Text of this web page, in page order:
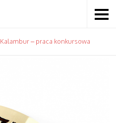
Kalambur – praca konkursowa